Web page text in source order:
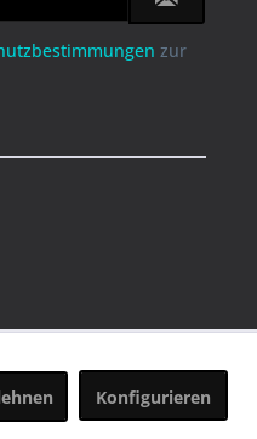
zur
Konfigurieren